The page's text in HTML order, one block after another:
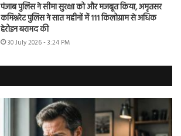
पंजाब पुलिस ने सीमा सुरक्षा को और मजबूत किया, अमृतसर
कमिश्नरेट पुलिस ने सात महीनों में 111 किलोग्राम से अधिक
हेरोइन बरामद की
30 July 2026 - 3:24 PM